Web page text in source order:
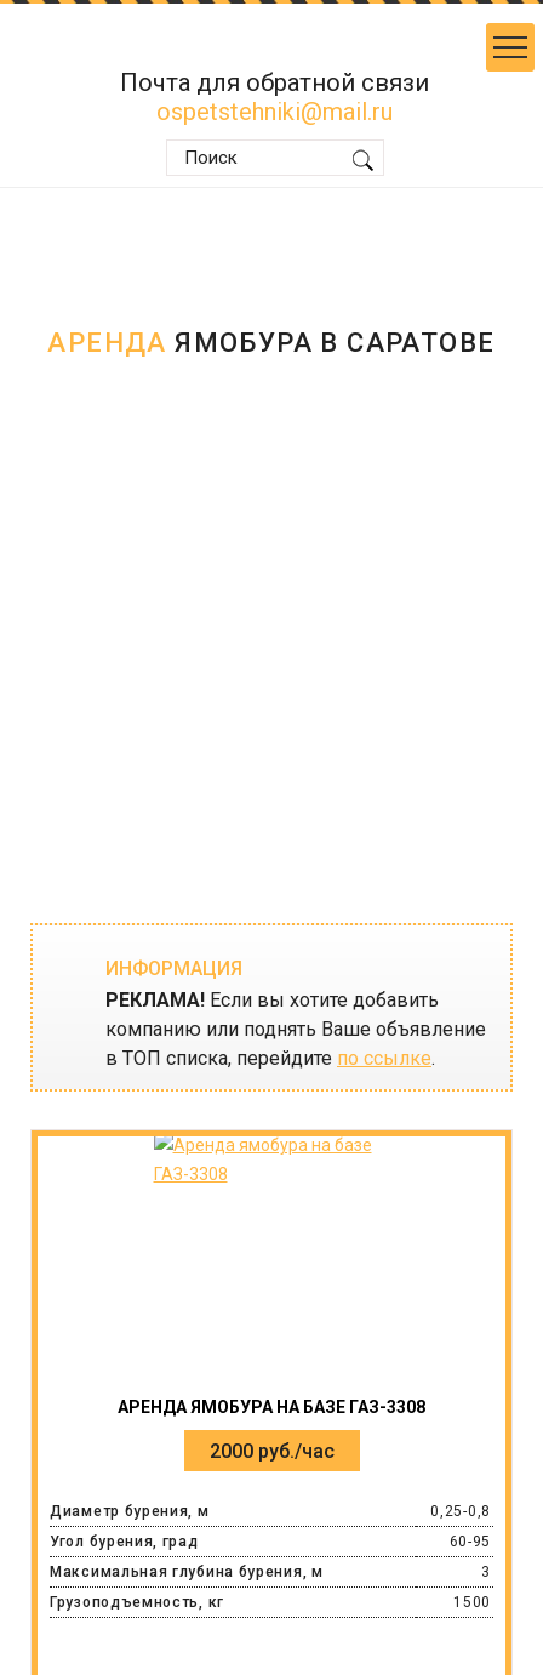
Почта для обратной связи
ospetstehniki@mail.ru
АРЕНДА ЯМОБУРА В САРАТОВЕ
ИНФОРМАЦИЯ
РЕКЛАМА! Если вы хотите добавить
компанию или поднять Ваше объявление
в ТОП списка, перейдите по ссылке.
АРЕНДА ЯМОБУРА НА БАЗЕ ГАЗ-3308
2000 руб./час
Диаметр бурения, м
0,25-0,8
Угол бурения, град
60-95
Максимальная глубина бурения, м
3
Грузоподъемность, кг
1500